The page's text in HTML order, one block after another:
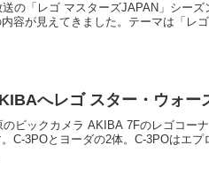
の「レゴ マスターズJAPAN」シー
容が見えてきました。テーマは「レ
へレゴ スター・ウォー
ビックカメラ AKIBA 7Fのレゴコー
C-3POとヨーダの2体。C-3POはエ